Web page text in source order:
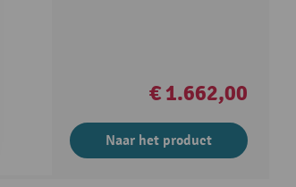
€ 1.662,00
Naar het product